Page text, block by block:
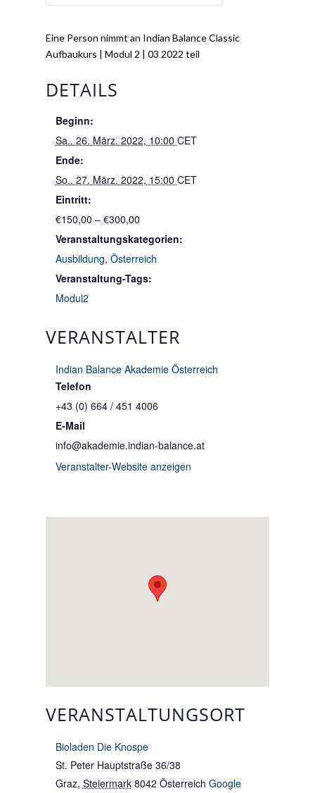
Eine Person nimmt an Indian Balance Classic
Aufbaukurs | Modul 2 | 03 2022 teil
DETAILS
Beginn:
Sa.. 26. März. 2022, 10:00 CET
Ende:
So.. 27. März. 2022, 15:00 CET
Eintritt:
€150,00 – €300,00
Veranstaltungskategorien:
Ausbildung, Österreich
Veranstaltung-Tags:
Modul2
VERANSTALTER
Indian Balance Akademie Österreich
Telefon
+43 (0) 664 / 451 4006
E-Mail
info@akademie.indian-balance.at
Veranstalter-Website anzeigen
VERANSTALTUNGSORT
Bioladen Die Knospe
St. Peter Hauptstraße 36/38
Graz, Steiermark 8042 Österreich Google